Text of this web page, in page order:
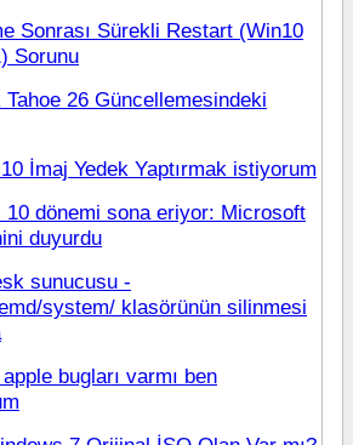
Sonrası Sürekli Restart (Win10
Sorunu
Tahoe 26 Güncellemesindeki
İmaj Yedek Yaptırmak istiyorum
10 dönemi sona eriyor: Microsoft
duyurdu
sunucusu -
system/ klasörünün silinmesi
bugları varmı ben